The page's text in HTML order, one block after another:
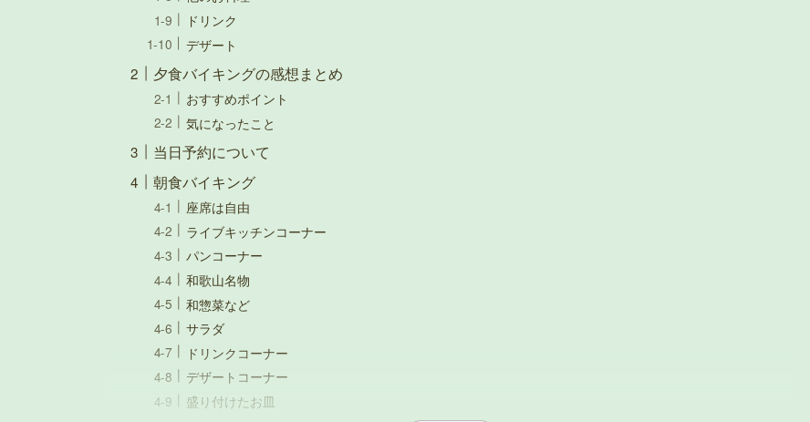
ドリンク
デザート
夕食バイキングの感想まとめ
おすすめポイント
気になったこと
当日予約について
朝食バイキング
座席は自由
ライブキッチンコーナー
パンコーナー
和歌山名物
和惣菜など
サラダ
ドリンクコーナー
デザートコーナー
盛り付けたお皿